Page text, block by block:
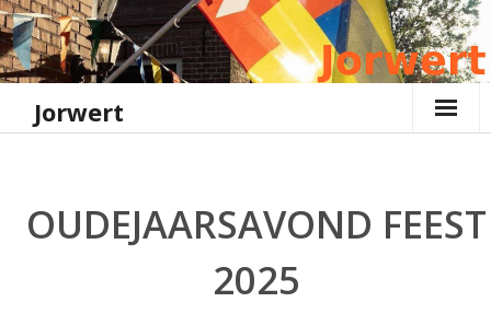
Ga
naar
de
Jorwert
OUDEJAARSAVOND FEEST
2025